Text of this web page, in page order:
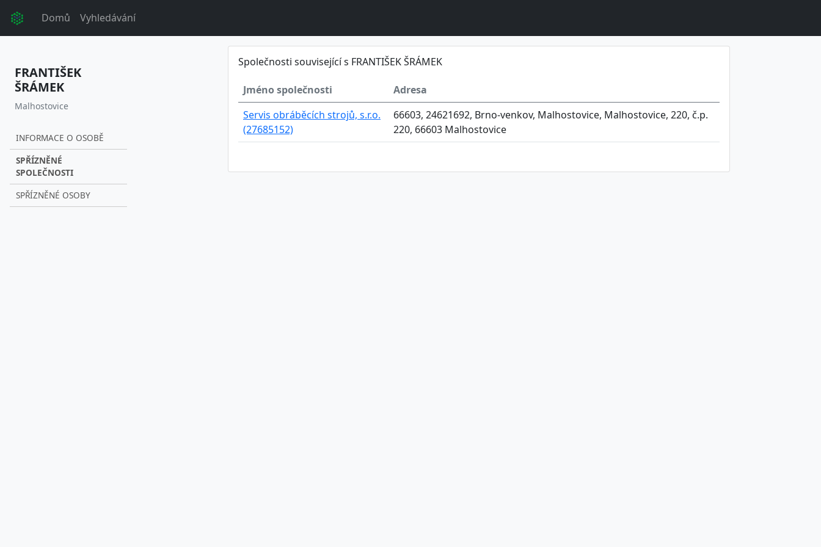
Domů Vyhledávání
FRANTIŠEK
ŠRÁMEK
Malhostovice
INFORMACE O OSOBĚ
SPŘÍZNĚNÉ
SPOLEČNOSTI
SPŘÍZNĚNÉ OSOBY
Společnosti související s FRANTIŠEK ŠRÁMEK
Jméno společnosti
Adresa
Servis obráběcích strojů, s.r.o.
(27685152)
66603, 24621692, Brno-venkov, Malhostovice, Malhostovice, 220, č.p.
220, 66603 Malhostovice